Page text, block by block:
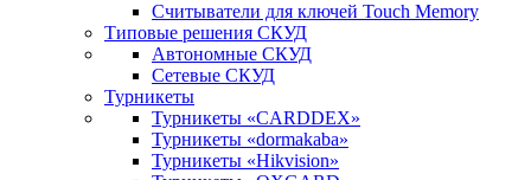
Считыватели для ключей Touch Memory
Типовые решения СКУД
Автономные СКУД
Сетевые СКУД
Турникеты
Турникеты «CARDDEX»
Турникеты «dormakaba»
Турникеты «Hikvision»